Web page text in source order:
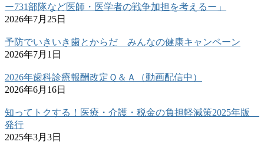
ー731部隊など医師・医学者の戦争加担を考えるー」
2026年7月25日
予防でいきいき歯とからだ みんなの健康キャンペーン
2026年7月1日
2026年歯科診療報酬改定Ｑ＆Ａ（動画配信中）
2026年6月16日
知ってトクする！医療・介護・税金の負担軽減策2025年版
発行
2025年3月3日